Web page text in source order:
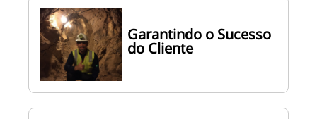
Garantindo o Sucesso
do Cliente